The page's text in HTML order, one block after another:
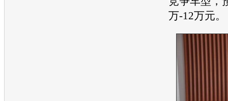
万-12万元。